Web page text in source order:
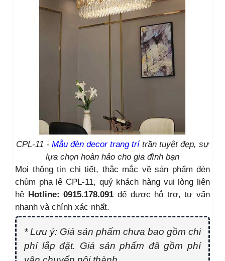
CPL-11 - Mẫu đèn decor trang trí trần tuyệt đẹp, sự
lựa chọn hoàn hảo cho gia đình bạn
Mọi thông tin chi tiết, thắc mắc về sản phẩm đèn
chùm pha lê CPL-11, quý khách hàng vui lòng liên
hệ Hotline:0915.178.091 để được hỗ trợ, tư vấn
nhanh và chính xác nhất.
* Lưu ý: Giá sản phẩm chưa bao gồm chi
phí lắp đặt. Giá sản phẩm đã gồm phí